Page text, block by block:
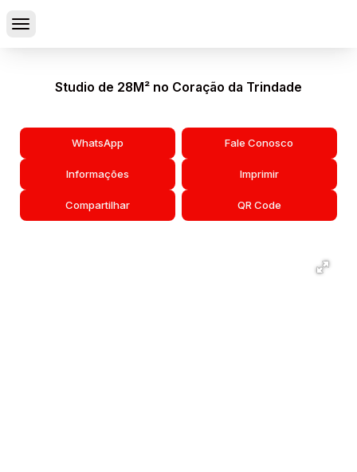
Studio de 28M² no Coração da Trindade
WhatsApp Fale Conosco
Informações Imprimir
Compartilhar QR Code